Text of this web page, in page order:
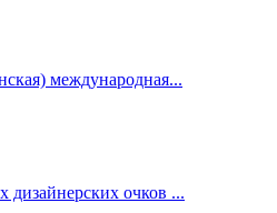
международная...
дизайнерских очков ...